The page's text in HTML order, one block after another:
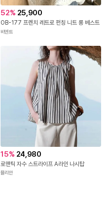
52% 25,900
OB-177 프렌치 레트로 펀칭 니트 롱 베스트
비엔트
15% 24,980
로맨틱 자수 스트라이프 A라인 나시탑
뮬리안